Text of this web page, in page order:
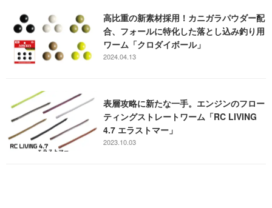
高比重の新素材採用！カニガラパウダー配
合、フォールに特化した落とし込み釣り用
ワーム「クロダイボール」
2024.04.13
表層攻略に新たな一手。エンジンのフロー
ティングストレートワーム「RC LIVING
4.7 エラストマー」
2023.10.03